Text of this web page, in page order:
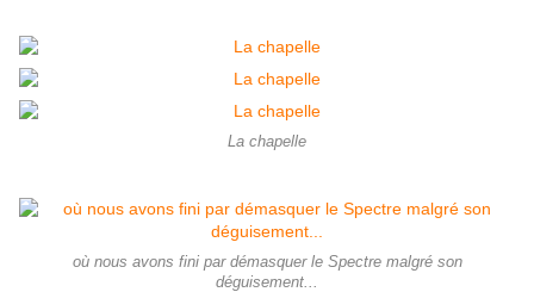
La chapelle
où nous avons fini par démasquer le Spectre malgré son
déguisement...